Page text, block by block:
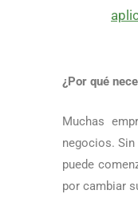
¿Por qué
Muchas
negocios. Sin
puede
por cambiar